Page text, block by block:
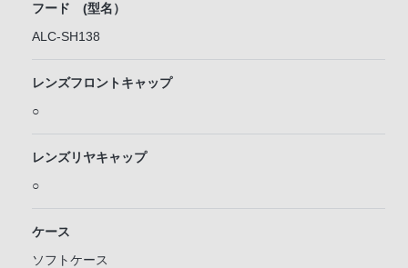
フード (型名）
ALC-SH138
レンズフロントキャップ
○
レンズリヤキャップ
○
ケース
ソフトケース